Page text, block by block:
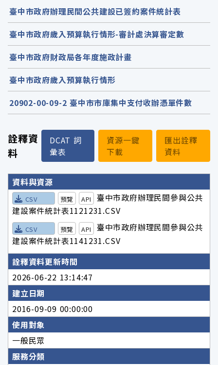
詮釋資
料
DCAT 詞
彙表
資源一鍵
下載
匯出詮釋
資料
詮釋資料詳細內容
資料與資源
CSV 預覽 API
臺中市政府辦理民間參與公共
建設案件統計表1121231.CSV
CSV 預覽 API
臺中市政府辦理民間參與公共
建設案件統計表1141231.CSV
詮釋資料更新時間
2026-06-22 13:14:47
建立日期
2016-09-09 00:00:00
使用對象
一般民眾
服務分類
臺中市政府辦理民間公共建設已簽約案件統計表
臺中市政府歲入預算執行情形-審計處決算審定數
臺中市政府財政局各年度施政計畫
臺中市政府歲入預算執行情形
20902-00-09-2 臺中市市庫集中支付收辦憑單件數